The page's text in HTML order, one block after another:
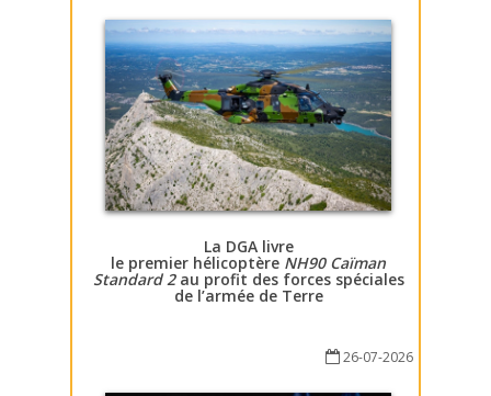
La DGA livre
le premier hélicoptère NH90 Caïman
Standard 2au profit des forces spéciales
de l’armée de Terre
26-07-2026